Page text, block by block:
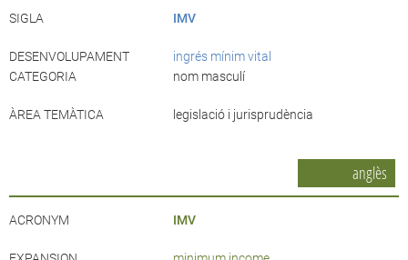
SIGLA IMV
DESENVOLUPAMENT
ingrés mínim vital
CATEGORIA
nom masculí
ÀREA TEMÀTICA legislació i jurisprudència
anglès
ACRONYM IMV